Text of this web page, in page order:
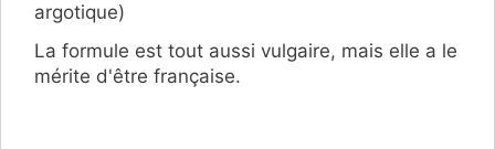
argotique)
La formule est tout aussi vulgaire, mais elle a le
mérite d'être française.